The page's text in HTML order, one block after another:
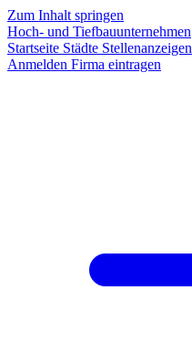
Zum Inhalt springen
Hoch- und Tiefbauunternehmen
Startseite Städte Stellenanzeigen
Anmelden Firma eintragen